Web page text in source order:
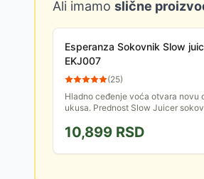
Ali imamo slične
Esperanza Sokovnik Slow
EKJ007
(25)
Hladno ceđenje voća otvara novu
ukusa. Prednost Slow Juicer
visokih temperatura.
10,899 RSD